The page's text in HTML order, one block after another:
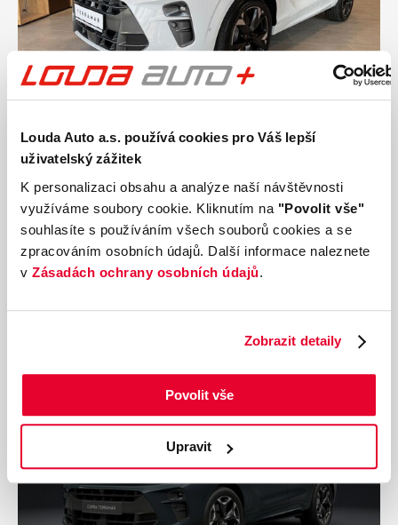
Louda Auto a.s. používá cookies pro Váš lepší
uživatelský zážitek
K personalizaci obsahu a analýze naší návštěvnosti
využíváme soubory cookie. Kliknutím na "Povolit vše"
souhlasíte s používáním všech souborů cookies a se
zpracováním osobních údajů. Další informace naleznete
v Zásadách ochrany osobních údajů.
Zobrazit detaily
Povolit vše
Upravit
Ročník2026
Nájezd
0 km
Výkon
150 kW
Palivo
Benzín
Převodovka
Automatická
Přidat k porovnání